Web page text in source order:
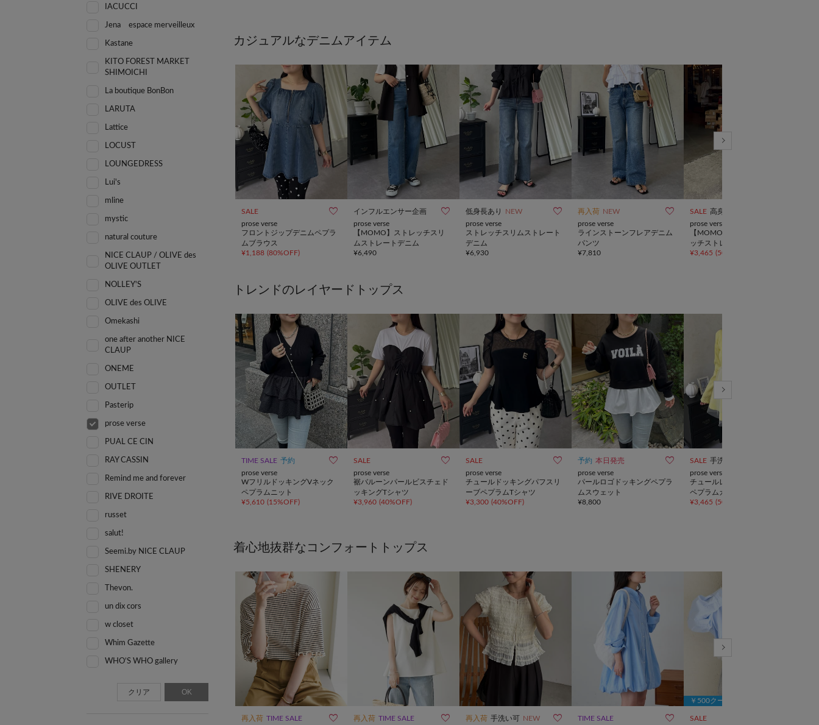
カジュアルなデニムアイテム
SALE 
prose verse
フロントジップデニムペプラ
ムブラウス
¥1,188 (80%OFF)
インフルエンサー企画 
prose verse
【MOMO】ストレッチスリ
ムストレートデニム
¥6,490
低身長あり NEW 
prose verse
ストレッチスリムストレート
デニム
¥6,930
再入荷 NEW 
prose verse
ラインストーンフレアデニム
パンツ
¥7,810
SALE 高身長あり
prose verse
【MOMO】ダメージストレ
ッチストレートデニム
¥3,465 (50%OFF
トレンドのレイヤードトップス
TIME SALE 予約 
prose verse
WフリルドッキングVネック
ペプラムニット
¥5,610 (15%OFF)
SALE 
prose verse
裾バルーンパールビスチェド
ッキングTシャツ
¥3,960 (40%OFF)
SALE 
prose verse
チュールドッキングパフスリ
ーブペプラムTシャツ
¥3,300 (40%OFF)
予約 本日発売 
prose verse
パールロゴドッキングペプラ
ムスウェット
¥8,800
SALE 手洗い可
prose verse
チュールレイヤードVネック
ペプラムカーディガン
¥3,465 (50%OFF
着心地抜群なコンフォートトップス
再入荷 TIME SALE  再入荷 TIME SALE  再入荷 手洗い可 NEW  TIME SALE 
￥500クーポン
SALE
IACUCCI
Jena espace merveilleux
Kastane
KITO FOREST MARKET
SHIMOICHI
La boutique BonBon
LARUTA
Lattice
LOCUST
LOUNGEDRESS
Lui's
mline
mystic
natural couture
NICE CLAUP / OLIVE des
OLIVE OUTLET
NOLLEY'S
OLIVE des OLIVE
Omekashi
one after another NICE
CLAUP
ONEME
OUTLET
Pasterip
prose verse
PUAL CE CIN
RAY CASSIN
Remind me and forever
RIVE DROITE
russet
salut!
Seemi.by NICE CLAUP
SHENERY
Thevon.
un dix cors
w closet
Whim Gazette
WHO’S WHO gallery
クリア OK